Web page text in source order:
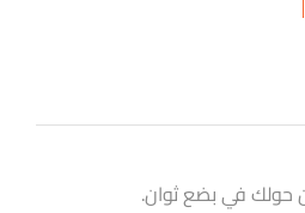
حولك في بضع ثوان.